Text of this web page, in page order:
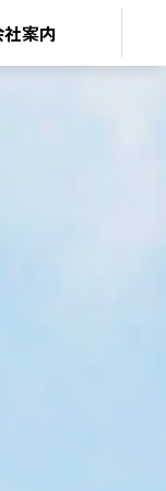
案内